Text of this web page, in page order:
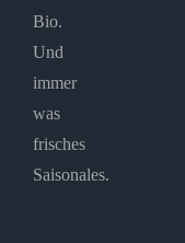
Bio.
Und
immer
was
frisches
Saisonales.